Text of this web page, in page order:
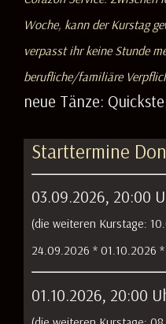
Woche, kann der Kurstag
verpasst ihr keine Stunde
berufliche/familiäre
neue Tänze:
Starttermine
03.09.2026, 20:00
(die weiteren Kurstage:
24.09.2026 * 01.10.2026 *
01.10.2026, 20:00